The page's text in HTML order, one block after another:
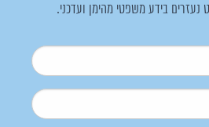
נעזרים בידע משפטי מהימן ועדכני.